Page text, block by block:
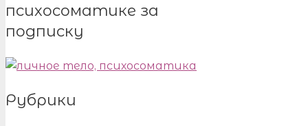
психосоматике за
подписку
Рубрики